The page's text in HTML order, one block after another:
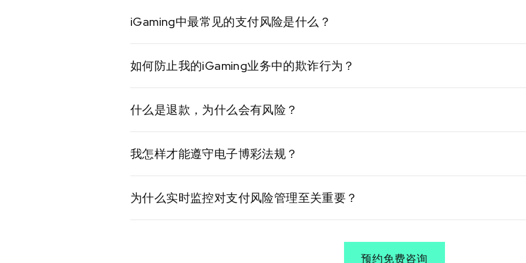
iGaming中最常见的支付风险是什么？
如何防止我的iGaming业务中的欺诈行为？
什么是退款，为什么会有风险？
我怎样才能遵守电子博彩法规？
为什么实时监控对支付风险管理至关重要？
预约免费咨询